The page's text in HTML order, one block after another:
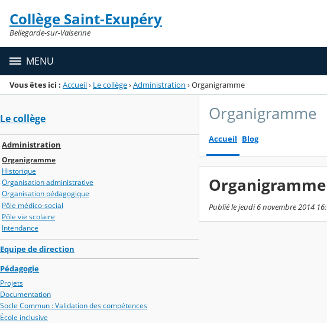
Menu de la rubrique
Contenu
Collège Saint-Exupéry
Bellegarde-sur-Valserine
MENU
Vous êtes ici : Accueil› Le collège›Administration ›Organigramme
Le collège
Administration
Organigramme
Historique
Organisation administrative
Organisation pédagogique
Pôle médico-social
Pôle vie scolaire
Intendance
Equipe de direction
Pédagogie
Projets
Documentation
Socle Commun : Validation des compétences
École inclusive
Organigramme
Accueil Blog
Organigramme
Publié le jeudi 6 novembre 2014